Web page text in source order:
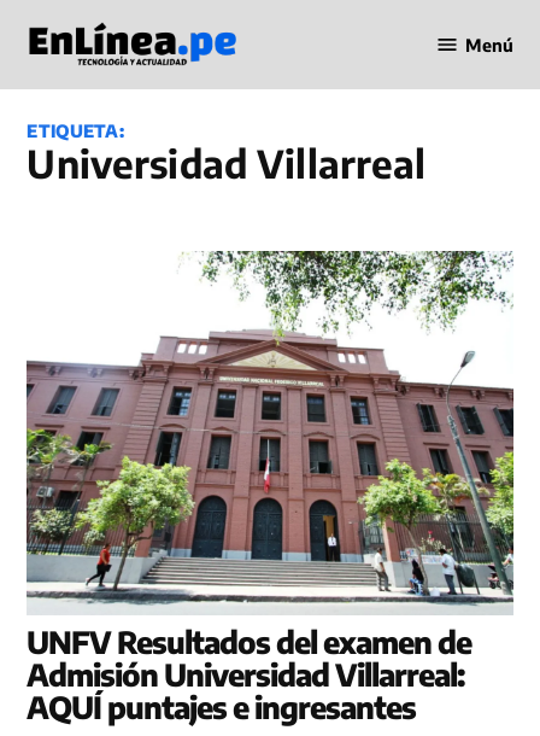
contenido
en Línea
Menú
ETIQUETA:
Universidad Villarreal
UNFV Resultados del examen de
Admisión Universidad Villarreal:
AQUÍ puntajes e ingresantes